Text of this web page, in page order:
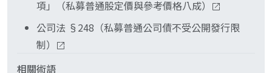
項」（私募普通股定價與參考價格八成）
公司法 §248（私募普通公司債不受公開發行限
制）
相關術語